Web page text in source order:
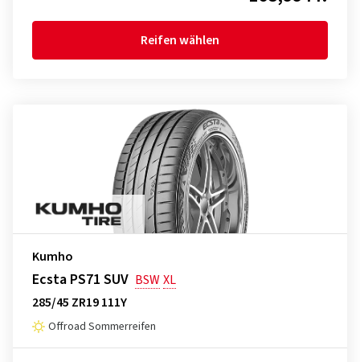
Reifen wählen
Kumho
Ecsta PS71 SUV BSWXL
285/45 ZR19 111Y
Offroad Sommerreifen